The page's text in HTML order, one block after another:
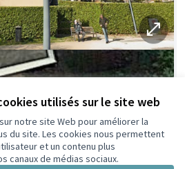
utilisés sur le site web
notre site Web pour améliorer la
du site. Les cookies nous permettent
et un contenu plus
canaux de médias sociaux.